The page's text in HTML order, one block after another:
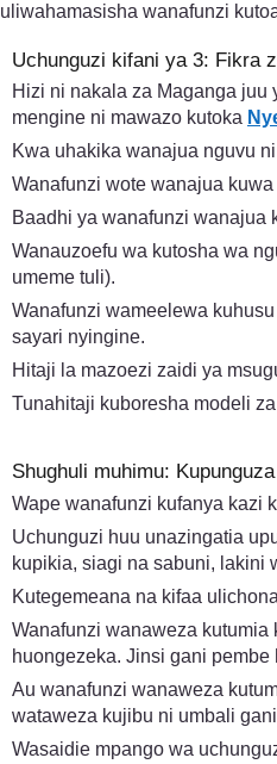
uliwahamasisha wanafunzi
Uchunguzi kifani ya 3: Fikra
Hizi ni nakala za Maganga juu
mengine ni mawazo kutoka
Kwa uhakika wanajua nguvu
Wanafunzi wote wanajua
Baadhi ya wanafunzi wanajua
Wanauzoefu wa kutosha wa
umeme tuli).
Wanafunzi wameelewa
sayari nyingine.
Hitaji la mazoezi zaidi ya
Tunahitaji kuboresha modeli
Shughuli muhimu:
Wape wanafunzi kufanya kazi
Uchunguzi huu unazingatia
kupikia, siagi na sabuni, lakini
Kutegemeana na kifaa
Wanafunzi wanaweza
huongezeka. Jinsi gani
Au wanafunzi wanaweza
wataweza kujibu ni umbali
Wasaidie mpango wa